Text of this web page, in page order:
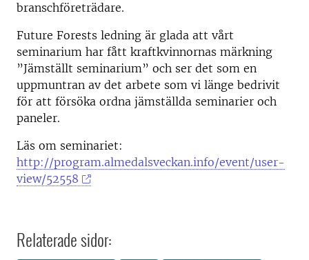
branschföreträdare.
Future Forests ledning är glada att vårt
seminarium har fått kraftkvinnornas märkning
”Jämställt seminarium” och ser det som en
uppmuntran av det arbete som vi länge bedrivit
för att försöka ordna jämställda seminarier och
paneler.
Läs om seminariet:
http://program.almedalsveckan.info/event/user-
view/52558
Relaterade sidor: